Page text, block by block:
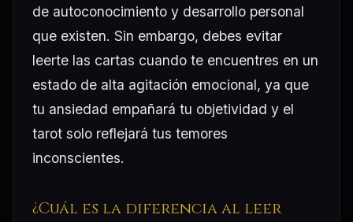
de autoconocimiento y desarrollo personal
que existen. Sin embargo, debes evitar
leerte las cartas cuando te encuentres en un
estado de alta agitación emocional, ya que
tu ansiedad empañará tu objetividad y el
tarot solo reflejará tus temores
inconscientes.
¿Cuál es la diferencia al leer